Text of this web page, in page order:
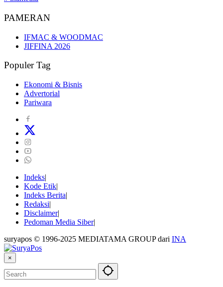
PAMERAN
IFMAC & WOODMAC
JIFFINA 2026
Populer Tag
Ekonomi & Bisnis
Advertorial
Pariwara
Indeks
Kode Etik
Indeks Berita
Redaksi
Disclaimer
Pedoman Media Siber
suryapos © 1996-2025 MEDIATAMA GROUP dari INA
×